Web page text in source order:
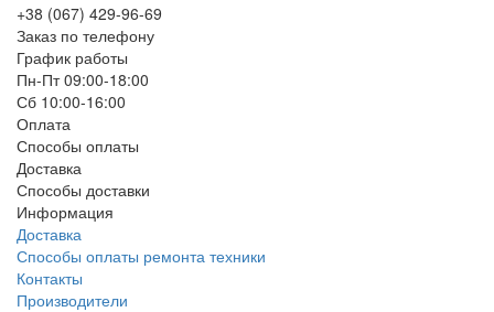
+38 (067) 429-96-69
Заказ по телефону
График работы
Пн-Пт 09:00-18:00
Сб 10:00-16:00
Оплата
Способы оплаты
Доставка
Способы доставки
Информация
Доставка
Способы оплаты ремонта техники
Контакты
Производители